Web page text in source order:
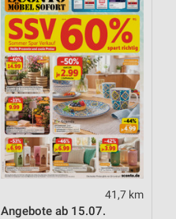
41,7 km
Angebote ab 15.07.